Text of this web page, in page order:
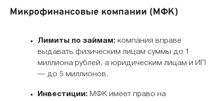
Микрофинансовые компании (МФК)
Лимиты по займам:компания вправе
выдавать физическим лицам суммы до 1
миллиона рублей, а юридическим лицам и ИП
— до 5 миллионов.
Инвестиции:МФК имеет право на